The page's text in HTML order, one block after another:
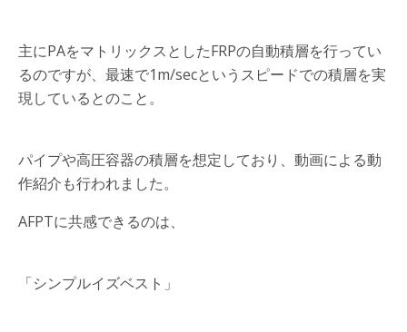
主にPAをマトリックスとしたFRPの自動積層を行ってい
るのですが、最速で1m/secというスピードでの積層を実
現しているとのこと。
パイプや高圧容器の積層を想定しており、動画による動
作紹介も行われました。
AFPTに共感できるのは、
「シンプルイズベスト」